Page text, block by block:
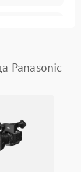
Panasonic